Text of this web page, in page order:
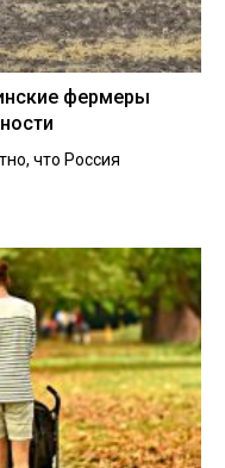
фермеры
что Россия